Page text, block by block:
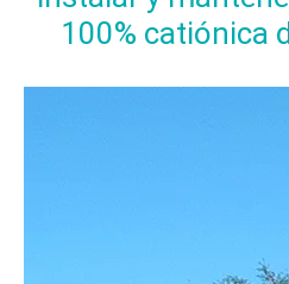
100% catiónica